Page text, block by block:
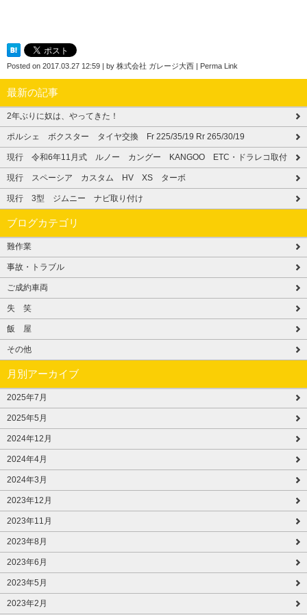
Posted on 2017.03.27 12:59 by 株式会社 ガレージ大西 Perma Link
最新の記事
2年ぶりに奴は、やってきた！
ポルシェ ボクスター タイヤ交換 Fr 225/35/19 Rr 265/30/19
現行 令和6年11月式 ルノー カングー KANGOO ETC・ドラレコ取付
現行 スペーシア カスタム HV XS ターボ
現行 3型 ジムニー ナビ取り付け
ブログカテゴリ
難作業
事故・トラブル
ご成約車両
失 笑
飯 屋
その他
月別アーカイブ
2025年7月
2025年5月
2024年12月
2024年4月
2024年3月
2023年12月
2023年11月
2023年8月
2023年6月
2023年5月
2023年2月